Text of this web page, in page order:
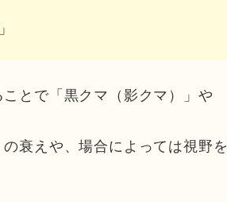
とで「黒クマ（影クマ）」や
衰えや、場合によっては視野を